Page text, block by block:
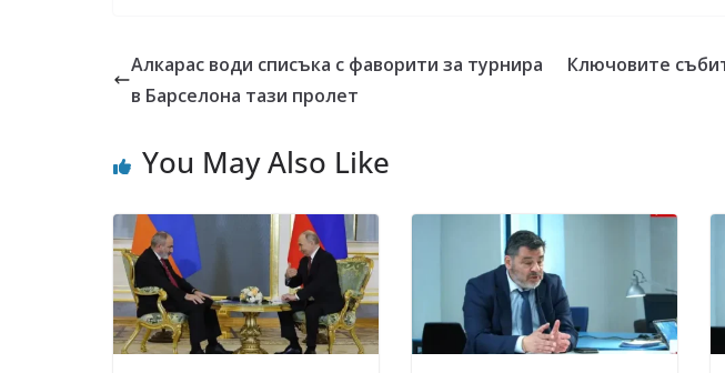
Алкарас води списъка с фаворити за турнира
в Барселона тази пролет
Ключовите
You May Also Like